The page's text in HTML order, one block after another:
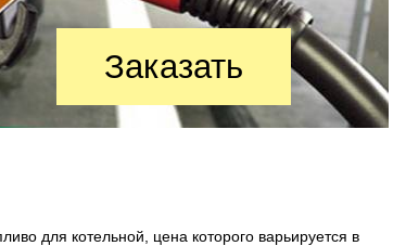
Заказать
для котельной, цена которого варьируется в